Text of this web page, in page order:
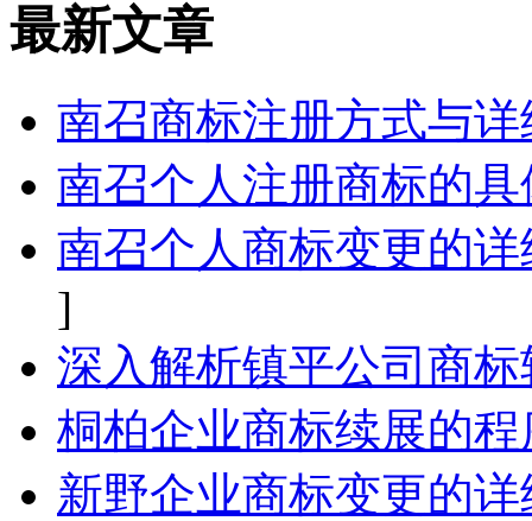
最新文章
南召商标注册方式与
南召个人注册商标的
南召个人商标变更的
]
深入解析镇平公司商
桐柏企业商标续展的
新野企业商标变更的